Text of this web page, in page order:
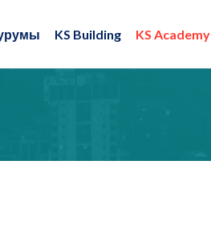
KS Building KS Academy